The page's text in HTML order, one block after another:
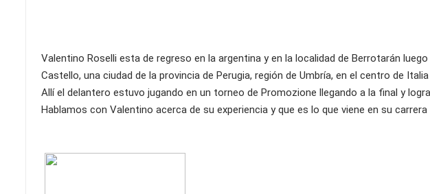
Valentino Roselli esta de regreso en la argentina y en la localidad de Berrotarán
Castello, una ciudad de la provincia de Perugia, región de Umbría, en el centro de
Allí el delantero estuvo jugando en un torneo de Promozione llegando a la final y
Hablamos con Valentino acerca de su experiencia y que es lo que viene en su